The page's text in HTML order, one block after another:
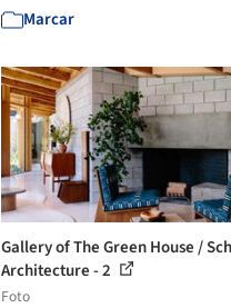
Marcar
Gallery of The Green House /
Architecture - 2
Foto